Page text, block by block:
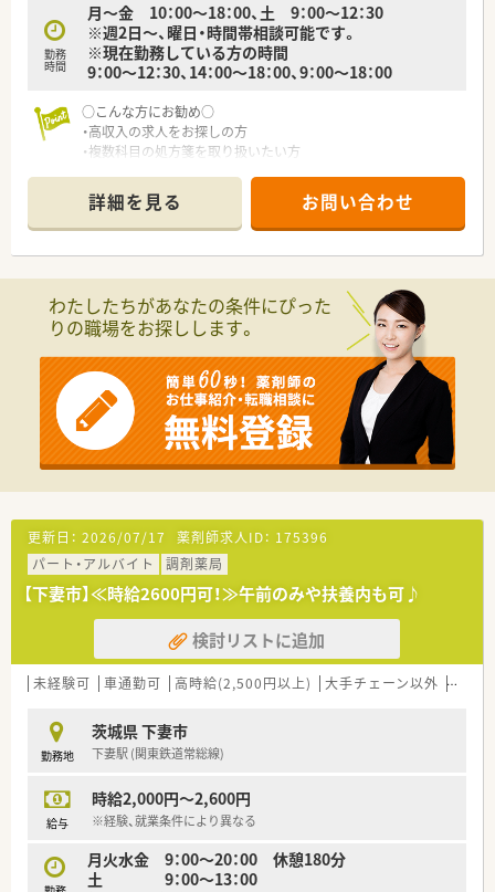
勤務
時間
月～金 10：00～18：00、土 9：00～12：30
※週2日～、曜日・時間帯相談可能です。
※現在勤務している方の時間
9：00～12：30、14：00～18：00、9：00～18：00
○こんな方にお勧め○
・高収入の求人をお探しの方
・複数科目の処方箋を取り扱いたい方
詳細を見る お問い合わせ
わたしたちがあなたの条件にぴった
りの職場をお探しします。
更新日： 2026/07/17 薬剤師求人ID： 175396
パート・アルバイト
調剤薬局
【下妻市】≪時給2600円可！≫午前のみや扶養内も可♪
検討リストに追加
未経験可 車通勤可 高時給(2,500円以上) 大手チェーン以外 高収入
勤務地
茨城県 下妻市
下妻駅 (関東鉄道常総線)
給与
時給2,000円～2,600円
※経験、就業条件により異なる
月火水金 9：00～20：00 休憩180分
土 9：00～13：00